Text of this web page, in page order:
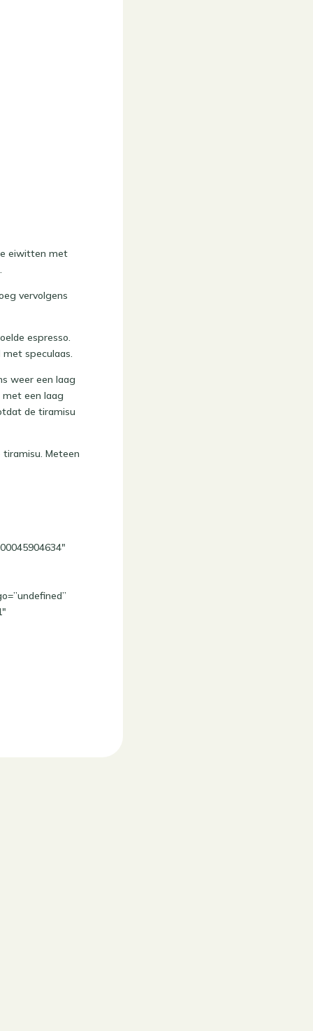
eiwitten met
vervolgens
espresso.
met speculaas.
weer een laag
met een laag
de tiramisu
Meteen